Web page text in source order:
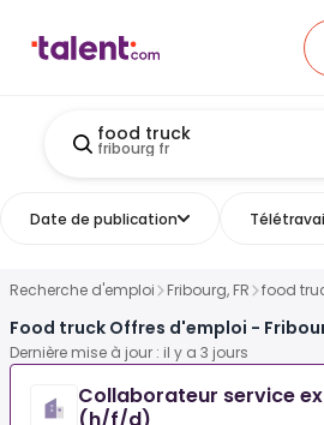
food truck
fribourg fr
Date de publication
Recherche d'emploi Fribourg, FR food
Food truck Offres d'emploi -
Dernière mise à jour : il y a 3 jours
Collaborateur service